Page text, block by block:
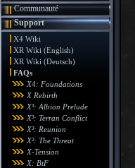
Communauté
Support
X4 Wiki
XR Wiki (English)
XR Wiki (Deutsch)
FAQs
X4: Foundations
X Rebirth
X³: Albion Prelude
X³: Terran Conflict
X³: Reunion
X²: The Threat
X-Tension
X: BtF